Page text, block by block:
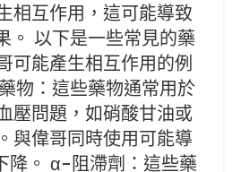
相互作用，這可能導致
。 以下是一些常見的藥
可能產生相互作用的例
物：這些藥物通常用於
壓問題，如硝酸甘油或
與偉哥同時使用可能導
降。 α-阻滯劑：這些藥